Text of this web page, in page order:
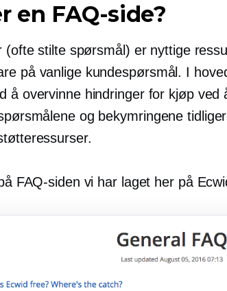
en FAQ-side?
(ofte stilte spørsmål) er nyttige
på vanlige kundespørsmål. I
å overvinne hindringer for kjøp ved
og bekymringene
FAQ-siden vi har laget her på